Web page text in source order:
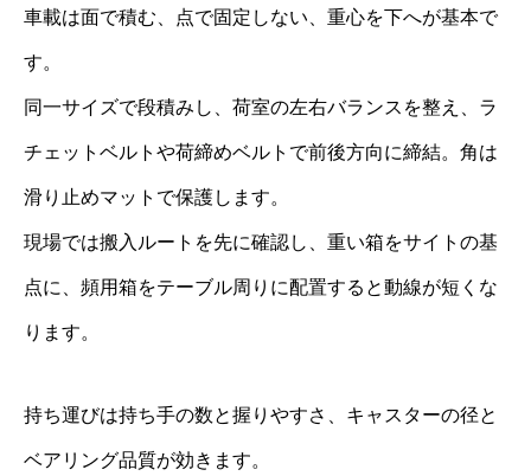
車載は面で積む、点で固定しない、重心を下へが基本で
す。
同一サイズで段積みし、荷室の左右バランスを整え、ラ
チェットベルトや荷締めベルトで前後方向に締結。角は
滑り止めマットで保護します。
現場では搬入ルートを先に確認し、重い箱をサイトの基
点に、頻用箱をテーブル周りに配置すると動線が短くな
ります。
持ち運びは持ち手の数と握りやすさ、キャスターの径と
ベアリング品質が効きます。